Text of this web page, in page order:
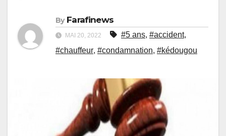
By Farafinews
MAI 20, 2022 #5 ans, #accident,
#chauffeur, #condamnation, #kédougou